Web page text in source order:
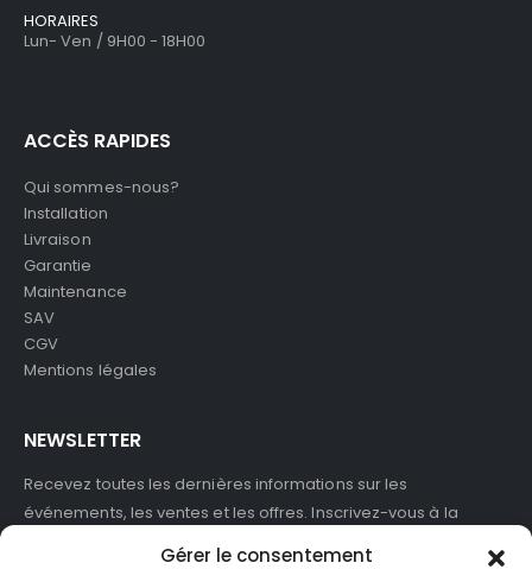
Gérer le consentement
HORAIRES
Lun- Ven / 9H00 - 18H00
ACCÈS RAPIDES
Qui sommes-nous?
Installation
Livraison
Garantie
Maintenance
SAV
CGV
Mentions légales
NEWSLETTER
Recevez toutes les dernières informations sur les
événements, les ventes et les offres. Inscrivez-vous à la